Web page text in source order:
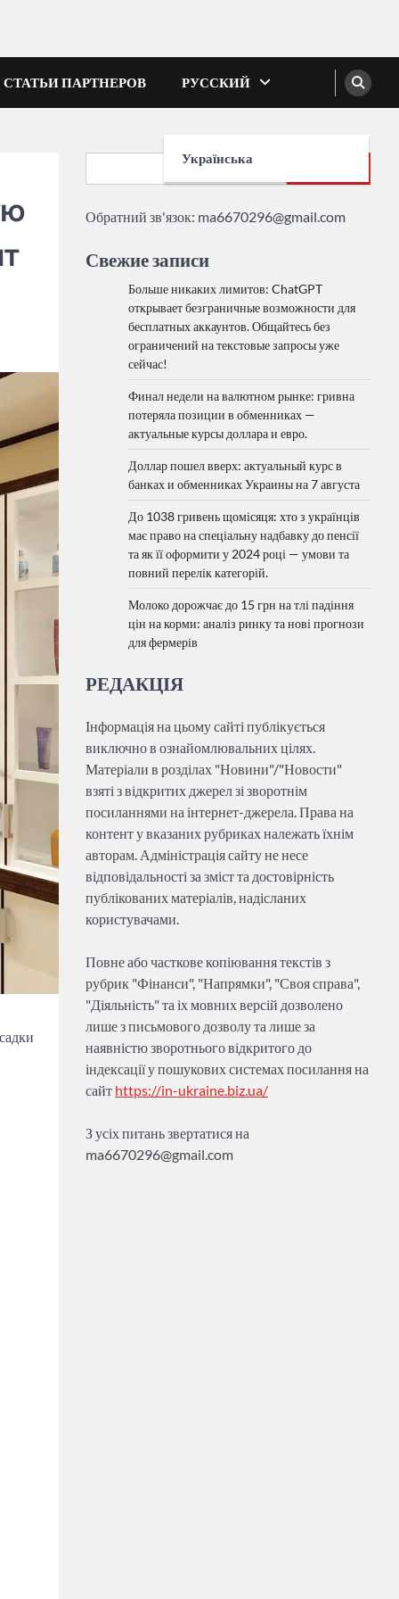
СТАТЬИ ПАРТНЕРОВ РУССКИЙ
Українська
Обратний зв'язок: ma6670296@gmail.com
Свежие записи
Больше никаких лимитов: ChatGPT
открывает безграничные возможности для
бесплатных аккаунтов. Общайтесь без
ограничений на текстовые запросы уже
сейчас!
Финал недели на валютном рынке: гривна
потеряла позиции в обменниках —
актуальные курсы доллара и евро.
Доллар пошел вверх: актуальный курс в
банках и обменниках Украины на 7 августа
До 1038 гривень щомісяця: хто з українців
має право на спеціальну надбавку до пенсії
та як її оформити у 2024 році — умови та
повний перелік категорій.
Молоко дорожчає до 15 грн на тлі падіння
цін на корми: аналіз ринку та нові прогнози
для фермерів
РЕДАКЦІЯ
Інформація на цьому сайті публікується
виключно в ознайомлювальних цілях.
Матеріали в розділах "Новини"/"Новости"
взяті з відкритих джерел зі зворотнім
посиланнями на інтернет-джерела. Права на
контент у вказаних рубриках належать їхнім
авторам. Адміністрація сайту не несе
відповідальності за зміст та достовірність
публікованих матеріалів, надісланих
користувачами.
Повне або часткове копіювання текстів з
рубрик "Фінанси", "Напрямки", "Своя справа",
"Діяльність" та іх мовних версій дозволено
лише з письмового дозволу та лише за
наявністю зворотнього відкритого до
індексації у пошукових системах посилання на
сайт https://in-ukraine.biz.ua/
З усіх питань звертатися на
ma6670296@gmail.com